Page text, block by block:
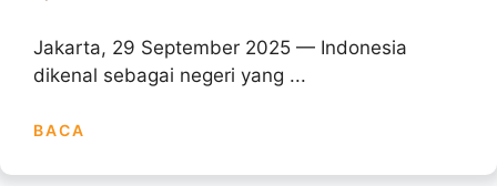
Jakarta, 29 September 2025 — Indonesia
dikenal sebagai negeri yang ...
BACA